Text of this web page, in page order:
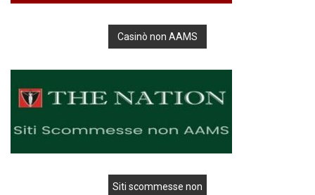
Casinò non AAMS
Siti scommesse non